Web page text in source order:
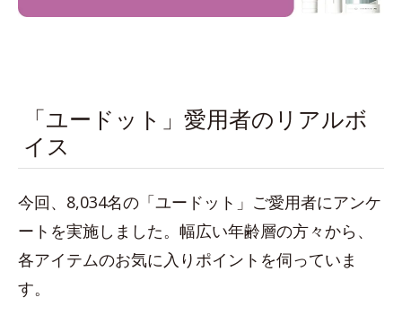
「ユードット」愛用者のリアルボ
イス
今回、8,034名の「ユードット」ご愛用者にアンケ
ートを実施しました。幅広い年齢層の方々から、
各アイテムのお気に入りポイントを伺っていま
す。